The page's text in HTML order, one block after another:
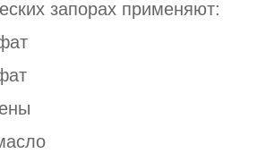
запорах применяют: